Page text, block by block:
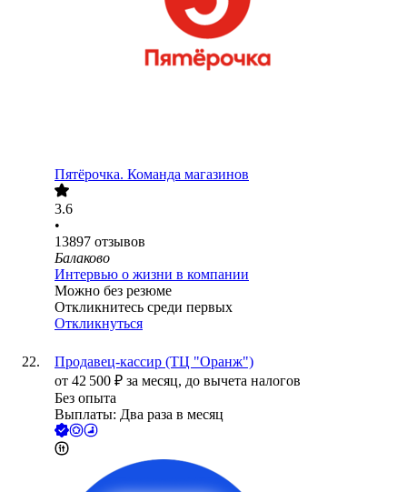
Пятёрочка. Команда магазинов
3.6
•
13897 отзывов
Балаково
Интервью о жизни в компании
Можно без резюме
Откликнитесь среди первых
Откликнуться
Продавец-кассир (ТЦ "Оранж")
от 42 500 ₽ за месяц, до вычета налогов
Без опыта
Выплаты: Два раза в месяц